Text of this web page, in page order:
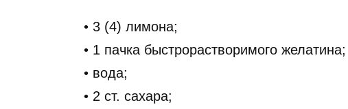
• 3 (4) лимона;
• 1 пачка быстрорастворимого желатина;
• вода;
• 2 ст. сахара;